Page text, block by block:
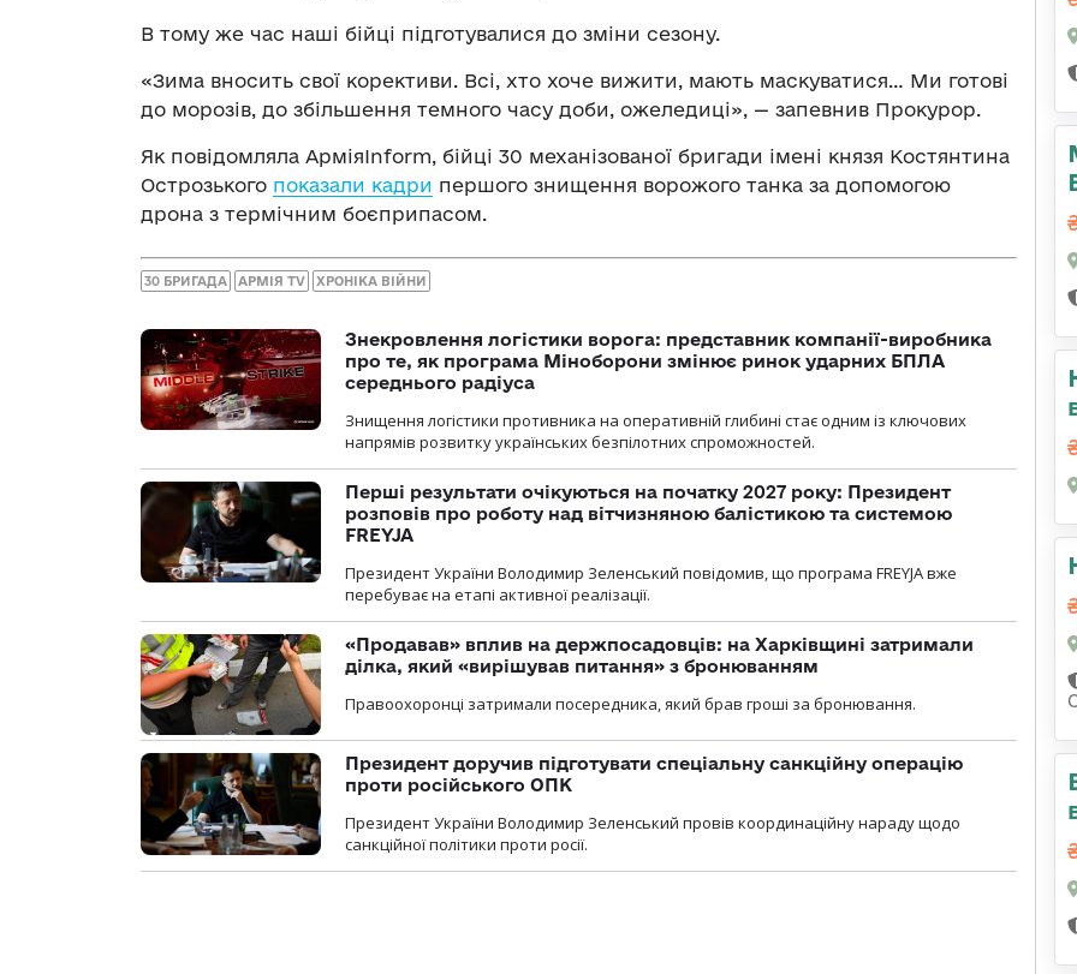
В тому же час наші бійці підготувалися до зміни сезону.
«Зима вносить свої корективи. Всі, хто хоче вижити, мають маскуватися… Ми готові
до морозів, до збільшення темного часу доби, ожеледиці», — запевнив Прокурор.
Як повідомляла АрміяInform, бійці 30 механізованої бригади імені князя Костянтина
Острозького показали кадри першого знищення ворожого танка за допомогою
дрона з термічним боєприпасом.
30 БРИГАДА АРМІЯ TV ХРОНІКА ВІЙНИ
Знекровлення логістики ворога: представник компанії-виробника
про те, як програма Міноборони змінює ринок ударних БПЛА
середнього радіуса
Знищення логістики противника на оперативній глибині стає одним із ключових
напрямів розвитку українських безпілотних спроможностей.
Перші результати очікуються на початку 2027 року: Президент
розповів про роботу над вітчизняною балістикою та системою
FREYJA
Президент України Володимир Зеленський повідомив, що програма FREYJA вже
перебуває на етапі активної реалізації.
«Продавав» вплив на держпосадовців: на Харківщині затримали
ділка, який «вирішував питання» з бронюванням
Правоохоронці затримали посередника, який брав гроші за бронювання.
Президент доручив підготувати спеціальну санкційну операцію
проти російського ОПК
Президент України Володимир Зеленський провів координаційну нараду щодо
санкційної політики проти росії.